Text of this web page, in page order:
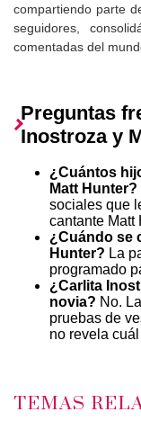
compartiendo parte
seguidores,
comentadas del
Preguntas
Inostroza y
¿Cuántos
Matt Hunter?
sociales que
cantante Matt
¿Cuándo se
Hunter? La
programado
¿Carlita
novia? No.
pruebas de
no revela
TEMAS